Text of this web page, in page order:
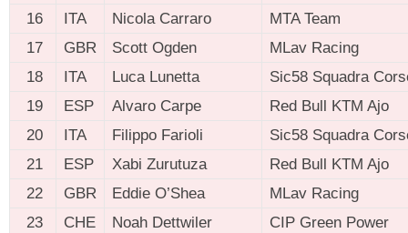
16
ITA Nicola Carraro
MTA Team
17
GBR Scott Ogden
MLav Racing
18
ITA Luca Lunetta
Sic58 Squadra
19
ESP Alvaro Carpe
Red Bull KTM Ajo
20
ITA Filippo Farioli
Sic58 Squadra
21
ESP Xabi Zurutuza
Red Bull KTM Ajo
22
GBR Eddie O’Shea
MLav Racing
23
CHE Noah Dettwiler
CIP Green Power